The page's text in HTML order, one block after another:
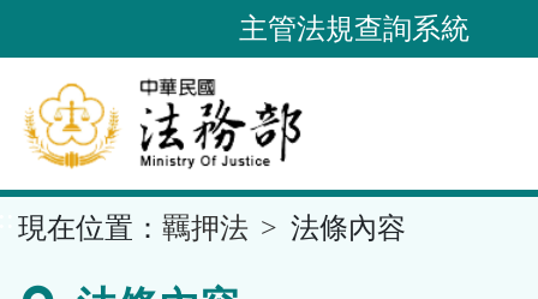
到
要
內
容
區
主管法規查詢系統
現在位置： 羈押法 法條內容